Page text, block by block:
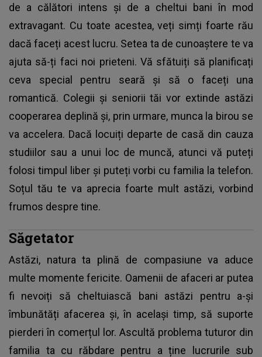
de a călători intens și de a cheltui bani în mod
extravagant. Cu toate acestea, veți simți foarte rău
dacă faceți acest lucru. Setea ta de cunoaștere te va
ajuta să-ți faci noi prieteni. Vă sfătuiți să planificați
ceva special pentru seară și să o faceți una
romantică. Colegii și seniorii tăi vor extinde astăzi
cooperarea deplină și, prin urmare, munca la birou se
va accelera. Dacă locuiți departe de casă din cauza
studiilor sau a unui loc de muncă, atunci vă puteți
folosi timpul liber și puteți vorbi cu familia la telefon.
Soțul tău te va aprecia foarte mult astăzi, vorbind
frumos despre tine.
Săgetator
Astăzi, natura ta plină de compasiune va aduce
multe momente fericite. Oamenii de afaceri ar putea
fi nevoiți să cheltuiască bani astăzi pentru a-și
îmbunătăți afacerea și, în același timp, să suporte
pierderi în comerțul lor. Ascultă problema tuturor din
familia ta cu răbdare pentru a ține lucrurile sub